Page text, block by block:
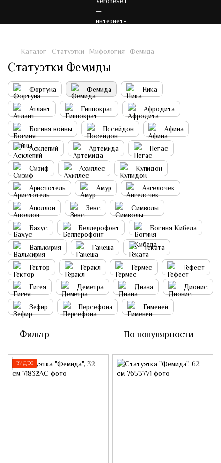
Каталог Статуэтки Мифология Фемида
Статуэтки Фемиды
Фортуна Фемида Ника
Атлант Гиппократ Афродита
Богиня войны Посейдон Афина
Асклепий Артемида Пегас
Сизиф Ахиллес Купидон
Аристотель Амур Ангелочек
Аполлон Зевс Символы
Бахус Беллерофонт Богиня Кибела
Валькирия Ганеша Геката
Гектор Геракл Гермес Гефест
Гигея Деметра Диана Дионис
Зефир Персефона Гименей
Фильтр По популярности
ВИДЕО